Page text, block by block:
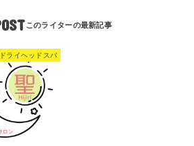
ドライヘッドスパ